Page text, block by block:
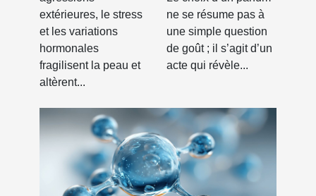
l’extrait de
propolis !
extérieures, le stress
et les variations
hormonales
fragilisent la peau et
altèrent...
personnalité ?
ne se résume pas à
une simple question
de goût ; il s’agit d’un
acte qui révèle...